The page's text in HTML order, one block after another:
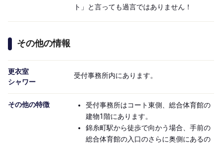
ト」と言っても過言ではありません！
その他の情報
更衣室
シャワー
受付事務所内にあります。
その他の特徴
受付事務所はコート東側、総合体育館の
建物1階にあります。
錦糸町駅から徒歩で向かう場合、手前の
総合体育館の入口のさらに奥側にあるの